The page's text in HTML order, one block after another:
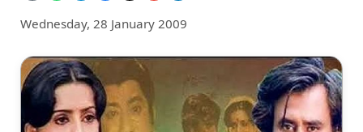
Wednesday, 28 January 2009